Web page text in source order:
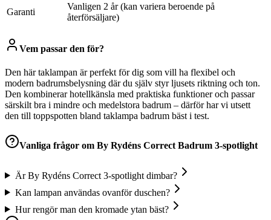
Garanti
Vanligen 2 år (kan variera beroende på
återförsäljare)
Vem passar den för?
Den här taklampan är perfekt för dig som vill ha flexibel och
modern badrumsbelysning där du själv styr ljusets riktning och ton.
Den kombinerar hotellkänsla med praktiska funktioner och passar
särskilt bra i mindre och medelstora badrum – därför har vi utsett
den till toppspotten bland taklampa badrum bäst i test.
Vanliga frågor om By Rydéns Correct Badrum 3-spotlight
Är By Rydéns Correct 3-spotlight dimbar?
Kan lampan användas ovanför duschen?
Hur rengör man den kromade ytan bäst?